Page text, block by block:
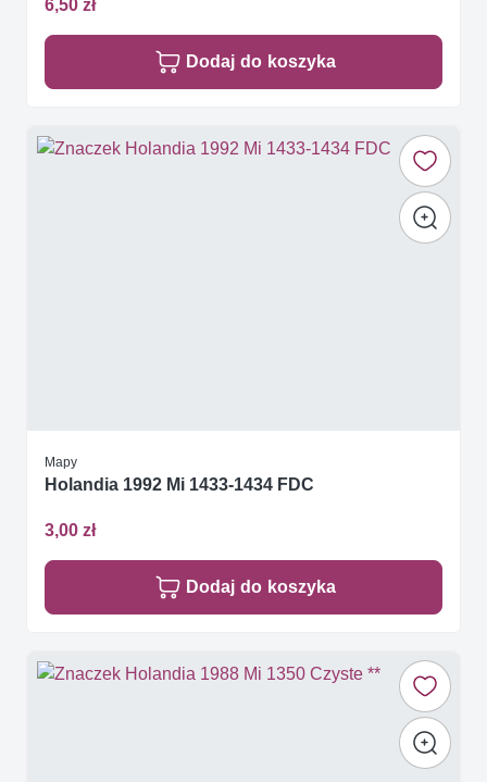
6,50 zł
Dodaj do koszyka
Mapy
Holandia 1992 Mi 1433-1434 FDC
3,00 zł
Dodaj do koszyka